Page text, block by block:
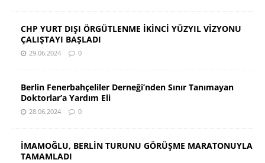
CHP YURT DIŞI ÖRGÜTLENME İKİNCİ YÜZYIL VİZYONU
ÇALIŞTAYI BAŞLADI
29.06.2024 0
Berlin Fenerbahçeliler Derneği’nden Sınır Tanımayan
Doktorlar’a Yardım Eli
28.06.2024 0
İMAMOĞLU, BERLİN TURUNU GÖRÜŞME MARATONUYLA
TAMAMLADI